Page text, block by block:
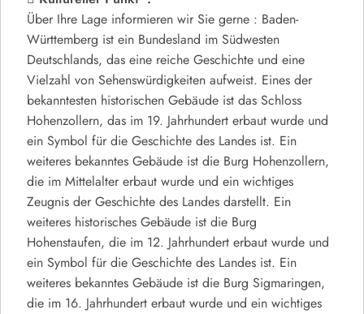
Über Ihre Lage informieren wir Sie gerne : Baden-
Württemberg ist ein Bundesland im Südwesten
Deutschlands, das eine reiche Geschichte und eine
Vielzahl von Sehenswürdigkeiten aufweist. Eines der
bekanntesten historischen Gebäude ist das Schloss
Hohenzollern, das im 19. Jahrhundert erbaut wurde und
ein Symbol für die Geschichte des Landes ist. Ein
weiteres bekanntes Gebäude ist die Burg Hohenzollern,
die im Mittelalter erbaut wurde und ein wichtiges
Zeugnis der Geschichte des Landes darstellt. Ein
weiteres historisches Gebäude ist die Burg
Hohenstaufen, die im 12. Jahrhundert erbaut wurde und
ein Symbol für die Geschichte des Landes ist. Ein
weiteres bekanntes Gebäude ist die Burg Sigmaringen,
die im 16. Jahrhundert erbaut wurde und ein wichtiges